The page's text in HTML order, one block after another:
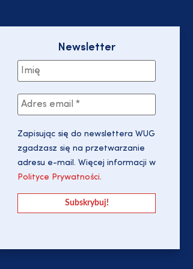
Newsletter
Zapisując się do newslettera WUG
zgadzasz się na przetwarzanie
adresu e-mail. Więcej informacji w
Polityce Prywatności.